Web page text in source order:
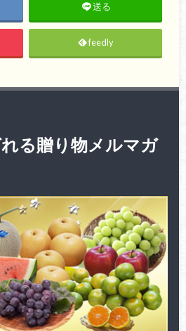
送る
feedly
る贈り物メルマガ